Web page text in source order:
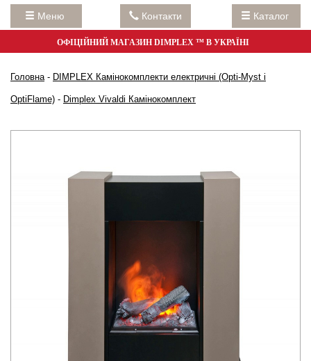
Меню Контакти Каталог
ОФІЦІЙНИЙ МАГАЗИН DIMPLEX ™ В УКРАЇНІ
Головна- DIMPLEX Камінокомплекти електричні (Opti-Myst і
OptiFlame) - Dimplex Vivaldi Камінокомплект